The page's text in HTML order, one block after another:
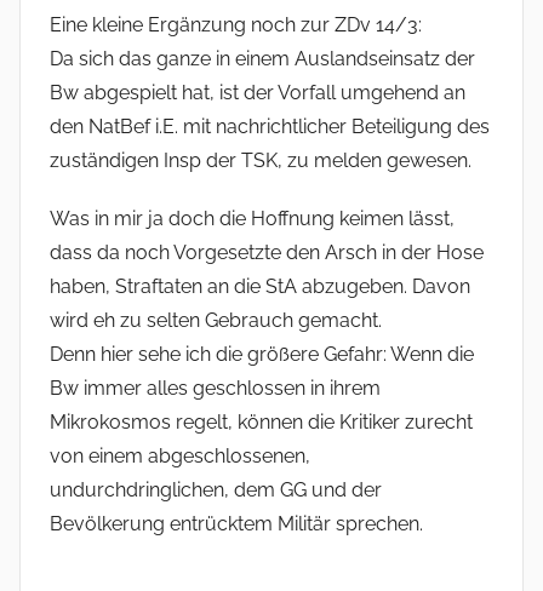
Eine kleine Ergänzung noch zur ZDv 14/3:
Da sich das ganze in einem Auslandseinsatz der
Bw abgespielt hat, ist der Vorfall umgehend an
den NatBef i.E. mit nachrichtlicher Beteiligung des
zuständigen Insp der TSK, zu melden gewesen.
Was in mir ja doch die Hoffnung keimen lässt,
dass da noch Vorgesetzte den Arsch in der Hose
haben, Straftaten an die StA abzugeben. Davon
wird eh zu selten Gebrauch gemacht.
Denn hier sehe ich die größere Gefahr: Wenn die
Bw immer alles geschlossen in ihrem
Mikrokosmos regelt, können die Kritiker zurecht
von einem abgeschlossenen,
undurchdringlichen, dem GG und der
Bevölkerung entrücktem Militär sprechen.